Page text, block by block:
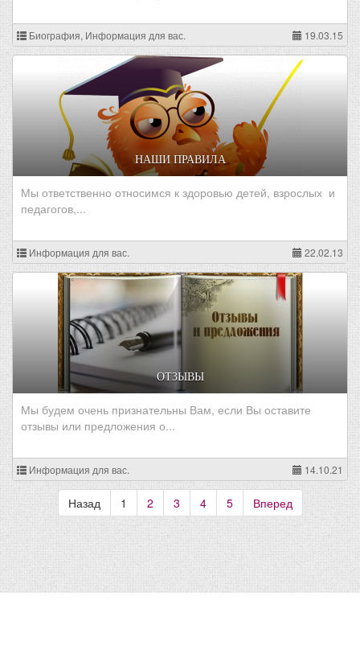
Биография, Информация для вас. 19.03.15
НАШИ ПРАВИЛА
Мы ответственно относимся к здоровью детей, взрослых и
педагогов,...
Информация для вас. 22.02.13
ОТЗЫВЫ
Мы будем очень признательны Вам, если Вы оставите
отзывы или предложения о...
Информация для вас. 14.10.21
Назад 1 2 3 4 5 Вперед